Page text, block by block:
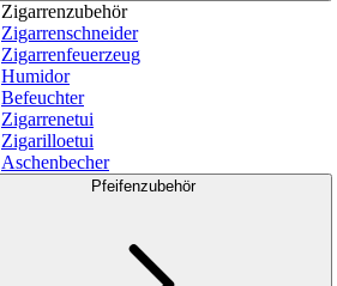
Zigarrenzubehör
Zigarrenschneider
Zigarrenfeuerzeug
Humidor
Befeuchter
Zigarrenetui
Zigarilloetui
Aschenbecher
Pfeifenzubehör